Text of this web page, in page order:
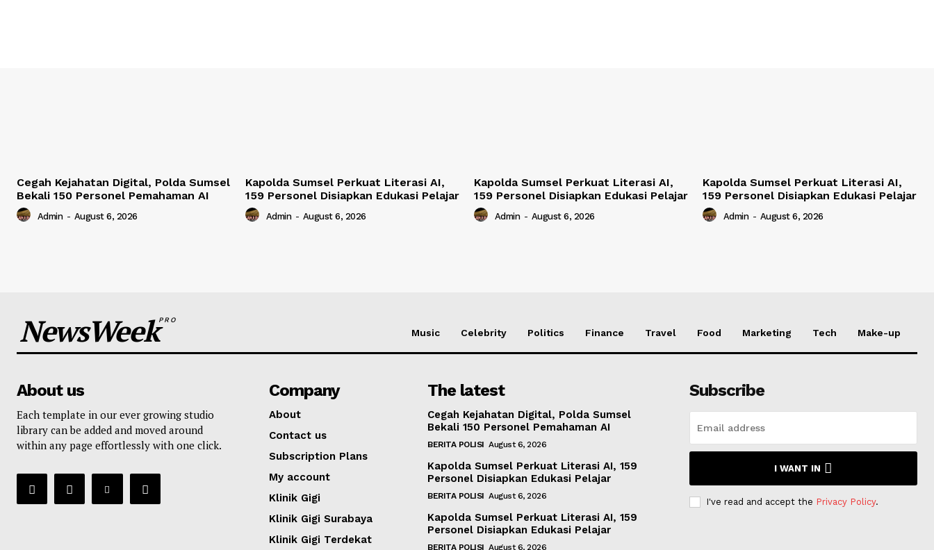
Cegah Kejahatan Digital, Polda Sumsel
Bekali 150 Personel Pemahaman AI
Admin - August 6, 2026
Kapolda Sumsel Perkuat Literasi AI,
159 Personel Disiapkan Edukasi Pelajar
Admin - August 6, 2026
Kapolda Sumsel Perkuat Literasi AI,
159 Personel Disiapkan Edukasi Pelajar
Admin - August 6, 2026
Kapolda Sumsel Perkuat Literasi AI,
159 Personel Disiapkan Edukasi Pelajar
Admin - August 6, 2026
NewsWeekPRO
Music Celebrity Politics Finance Travel Food Marketing Tech Make-up
About us
Each template in our ever growing studio
library can be added and moved around
within any page effortlessly with one click.
Company
About
Contact us
Subscription Plans
My account
Klinik Gigi
Klinik Gigi Surabaya
Klinik Gigi Terdekat
The latest
Cegah Kejahatan Digital, Polda Sumsel
Bekali 150 Personel Pemahaman AI
BERITA POLISI August 6, 2026
Kapolda Sumsel Perkuat Literasi AI, 159
Personel Disiapkan Edukasi Pelajar
BERITA POLISI August 6, 2026
Kapolda Sumsel Perkuat Literasi AI, 159
Personel Disiapkan Edukasi Pelajar
BERITA POLISI August 6, 2026
Subscribe
I WANT IN
I've read and accept the Privacy Policy.